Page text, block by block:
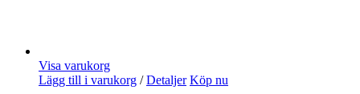
Visa varukorg
Lägg till i varukorg / Detaljer Köp nu